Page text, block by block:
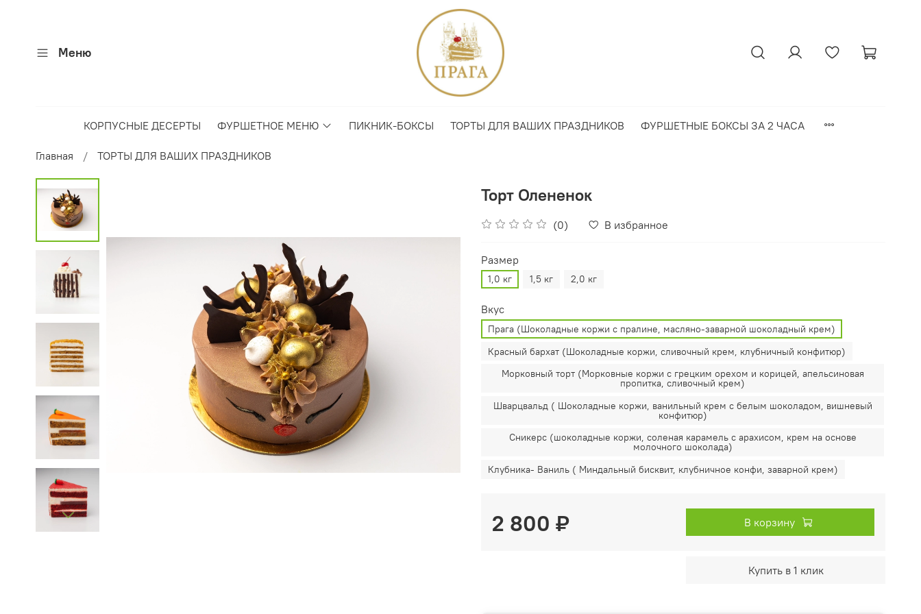
Меню
КОРПУСНЫЕ ДЕСЕРТЫ ФУРШЕТНОЕ МЕНЮ ПИКНИК-БОКСЫ ТОРТЫ ДЛЯ ВАШИХ ПРАЗДНИКОВ ФУРШЕТНЫЕ БОКСЫ ЗА 2 ЧАСА
Главная ТОРТЫ ДЛЯ ВАШИХ ПРАЗДНИКОВ
Торт Олененок
(0) В избранное
Размер
1,0 кг 1,5 кг 2,0 кг
Вкус
Прага (Шоколадные коржи с пралине, масляно-заварной шоколадный крем)
Красный бархат (Шоколадные коржи, сливочный крем, клубничный конфитюр)
Морковный торт (Морковные коржи с грецким орехом и корицей, апельсиновая
пропитка, сливочный крем)
Шварцвальд ( Шоколадные коржи, ванильный крем с белым шоколадом, вишневый
конфитюр)
Сникерс (шоколадные коржи, соленая карамель с арахисом, крем на основе
молочного шоколада)
Клубника- Ваниль ( Миндальный бисквит, клубничное конфи, заварной крем)
2 800 ₽ В корзину
Купить в 1 клик